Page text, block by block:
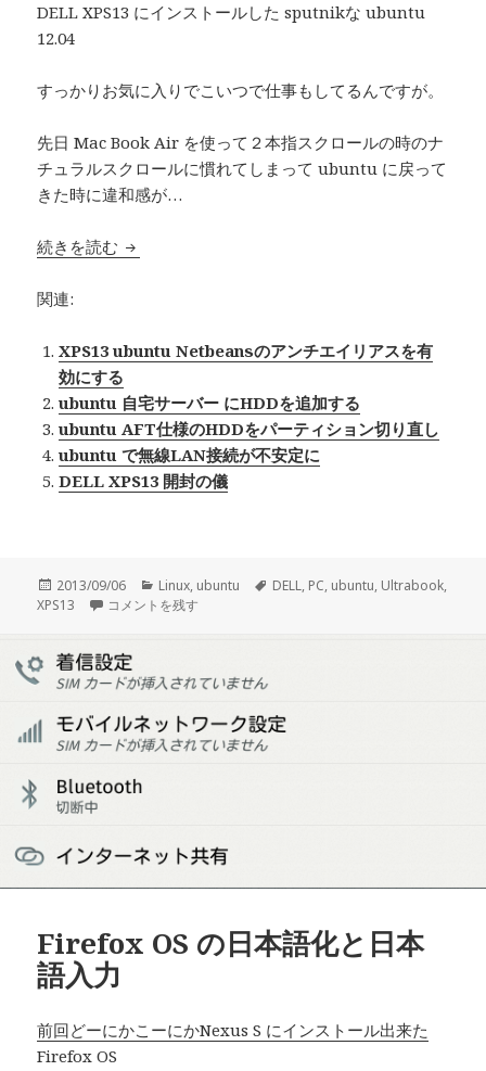
DELL XPS13 にインストールした sputnikな ubuntu
12.04
すっかりお気に入りでこいつで仕事もしてるんですが。
先日 Mac Book Air を使って２本指スクロールの時のナ
チュラルスクロールに慣れてしまって ubuntu に戻って
きた時に違和感が…
続きを読む XPS13 Ubuntu 12.04 でナチュラルスクロールを
関連:
XPS13 ubuntu Netbeansのアンチエイリアスを有
効にする
ubuntu 自宅サーバー にHDDを追加する
ubuntu AFT仕様のHDDをパーティション切り直し
ubuntu で無線LAN接続が不安定に
DELL XPS13 開封の儀
投
稿
2013/09/06
カ
テ
Linux, ubuntu
タ
DELL, PC, ubuntu, Ultrabook,
XPS13
XPS13 Ubuntu 12.04 でナチュラルスクロールを有効にする に
コメントを残す
Firefox OS の日本語化と日本
語入力
前回どーにかこーにかNexus S にインストール出来た
Firefox OS